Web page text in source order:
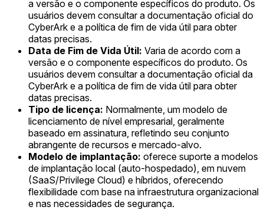
a versão e o componente específicos do produto. Os
usuários devem consultar a documentação oficial do
CyberArk e a política de fim de vida útil para obter
datas precisas.
Data de Fim de Vida Útil: Varia de acordo com a
versão e o componente específicos do produto. Os
usuários devem consultar a documentação oficial da
CyberArk e a política de fim de vida útil para obter
datas precisas.
Tipo de licença: Normalmente, um modelo de
licenciamento de nível empresarial, geralmente
baseado em assinatura, refletindo seu conjunto
abrangente de recursos e mercado-alvo.
Modelo de implantação: oferece suporte a modelos
de implantação local (auto-hospedado), em nuvem
(SaaS/Privilege Cloud) e híbridos, oferecendo
flexibilidade com base na infraestrutura organizacional
e nas necessidades de segurança.